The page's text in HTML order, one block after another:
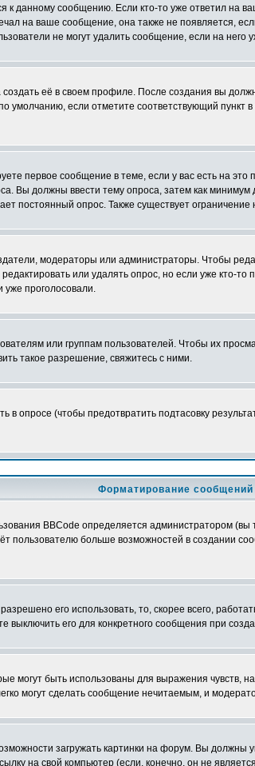
к данному сообщению. Если кто-то уже ответил на
на ваше сообщение, она также не появляется,
не могут удалить сообщение, если на него
её в своем профиле. После создания вы
умолчанию, если отметите соответствующий
первое сообщение в теме, если у вас есть на
Вы должны ввести тему опроса, затем как
постоянный опрос. Также существует
модераторы или администраторы. Чтобы
или удалять опрос, но если уже
уже проголосовали.
или группам пользователей. Чтобы их
такое разрешение, свяжитесь с ними.
в опросе (чтобы предотвратить подтасовку
Форматирование
BBCode определяется администратором
пользователю больше возможностей в создании
его использовать, то, скорее всего,
выключить его для конкретного сообщения при
могут быть использованы для выражения чувств,
могут сделать сообщение нечитаемым, и
загружать картинки на форум. Вы должны
на свой компьютер (если, конечно, он не